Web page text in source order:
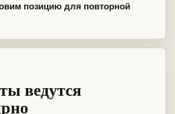
позицию для повторной
ведутся